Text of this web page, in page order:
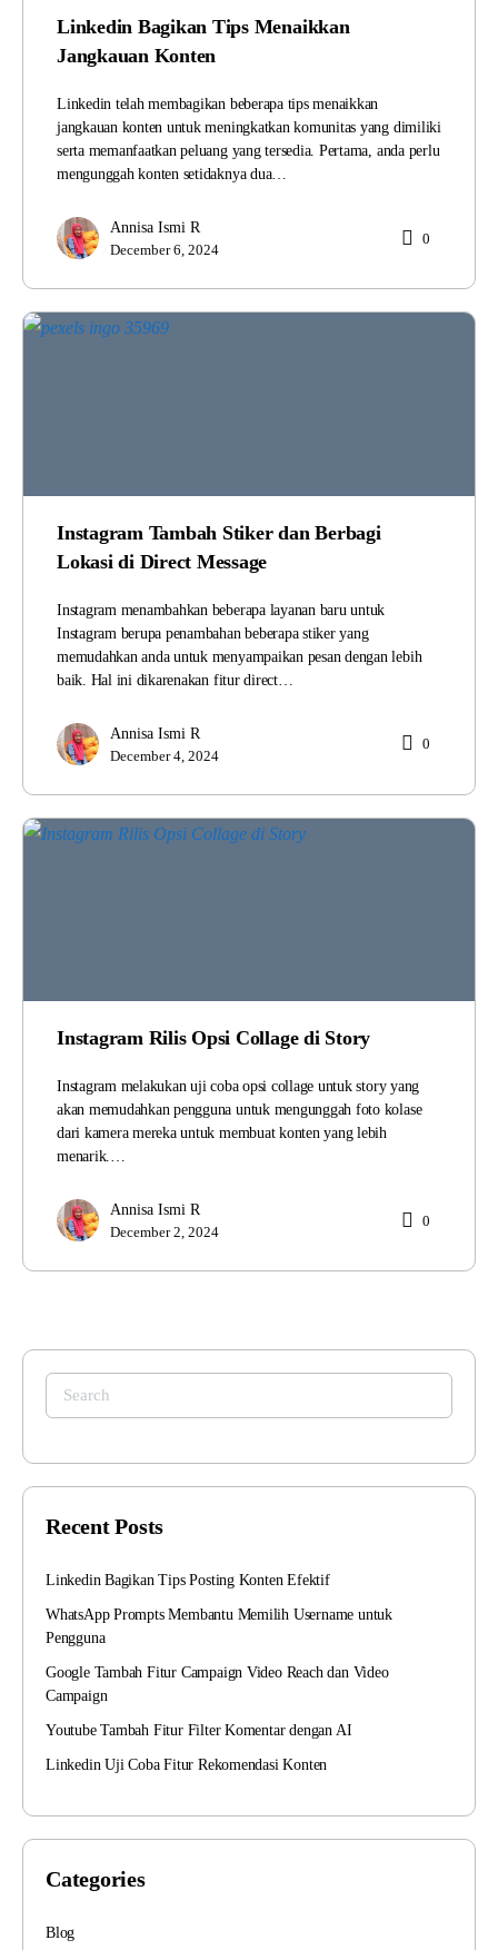
Linkedin Bagikan Tips Menaikkan
Jangkauan Konten
Linkedin telah membagikan beberapa tips menaikkan
jangkauan konten untuk meningkatkan komunitas yang dimiliki
serta memanfaatkan peluang yang tersedia. Pertama, anda perlu
mengunggah konten setidaknya dua…
Annisa Ismi R
December 6, 2024
0
Instagram Tambah Stiker dan Berbagi
Lokasi di Direct Message
Instagram menambahkan beberapa layanan baru untuk
Instagram berupa penambahan beberapa stiker yang
memudahkan anda untuk menyampaikan pesan dengan lebih
baik. Hal ini dikarenakan fitur direct…
Annisa Ismi R
December 4, 2024
0
Instagram Rilis Opsi Collage di Story
Instagram melakukan uji coba opsi collage untuk story yang
akan memudahkan pengguna untuk mengunggah foto kolase
dari kamera mereka untuk membuat konten yang lebih
menarik.…
Annisa Ismi R
December 2, 2024
0
Search
for:
Recent Posts
Linkedin Bagikan Tips Posting Konten Efektif
WhatsApp Prompts Membantu Memilih Username untuk
Pengguna
Google Tambah Fitur Campaign Video Reach dan Video
Campaign
Youtube Tambah Fitur Filter Komentar dengan AI
Linkedin Uji Coba Fitur Rekomendasi Konten
Categories
Blog